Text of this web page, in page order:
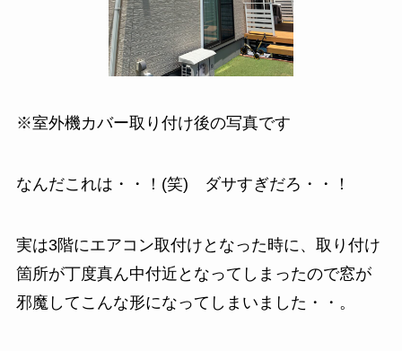
※室外機カバー取り付け後の写真です
なんだこれは・・！(笑) ダサすぎだろ・・！
実は3階にエアコン取付けとなった時に、取り付け
箇所が丁度真ん中付近となってしまったので窓が
邪魔してこんな形になってしまいました・・。